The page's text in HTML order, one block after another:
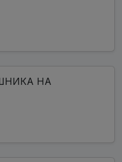
НА